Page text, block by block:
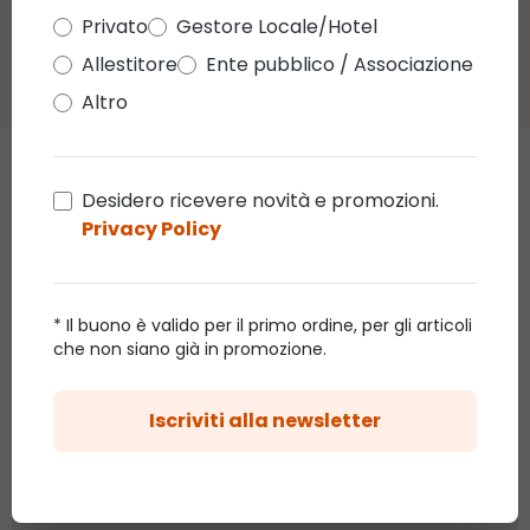
Privato
Gestore Locale/Hotel
Allestitore
Ente pubblico / Associazione
Altro
Desidero ricevere novità e promozioni.
Privacy Policy
* Il buono è valido per il primo ordine, per gli articoli
che non siano già in promozione.
Iscriviti alla newsletter
Chi ha acquistato questo
articolo ha acquistato anche
Promo 76%
Catena Bunch
40 ciuffi
26,14